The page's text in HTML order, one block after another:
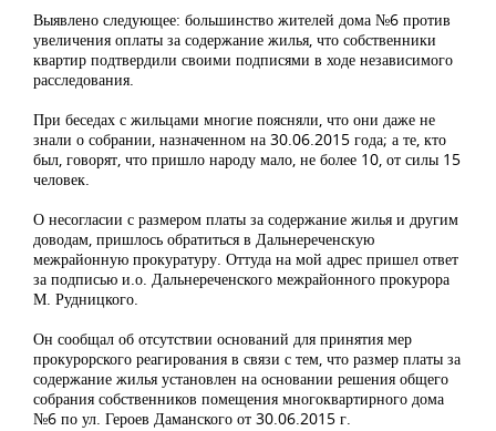
Выявлено следующее: большинство жителей дома №6 против
увеличения оплаты за содержание жилья, что собственники
квартир подтвердили своими подписями в ходе независимого
расследования.
При беседах с жильцами многие поясняли, что они даже не
знали о собрании, назначенном на 30.06.2015 года; а те, кто
был, говорят, что пришло народу мало, не более 10, от силы 15
человек.
О несогласии с размером платы за содержание жилья и другим
доводам, пришлось обратиться в Дальнереченскую
межрайонную прокуратуру. Оттуда на мой адрес пришел ответ
за подписью и.о. Дальнереченского межрайонного прокурора
М. Рудницкого.
Он сообщал об отсутствии оснований для принятия мер
прокурорского реагирования в связи с тем, что размер платы за
содержание жилья установлен на основании решения общего
собрания собственников помещения многоквартирного дома
№6 по ул. Героев Даманского от 30.06.2015 г.